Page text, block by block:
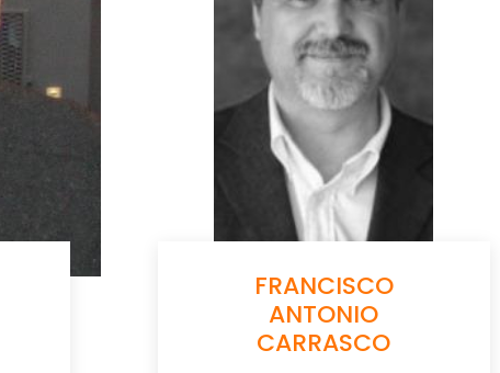
FRANCISCO
ANTONIO
CARRASCO